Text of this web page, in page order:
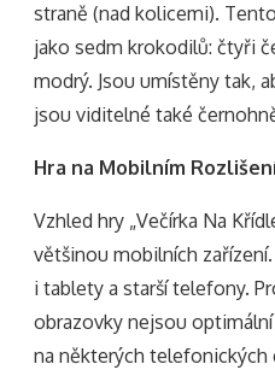
straně (nad kolicemi).
jako sedm krokodilů: čtyři
modrý. Jsou umístěny tak,
jsou viditelné také
Hra na Mobilním
Vzhled hry „Večírka Na
většinou mobilních
i tablety a starší telefony.
obrazovky nejsou
na některých telefonických